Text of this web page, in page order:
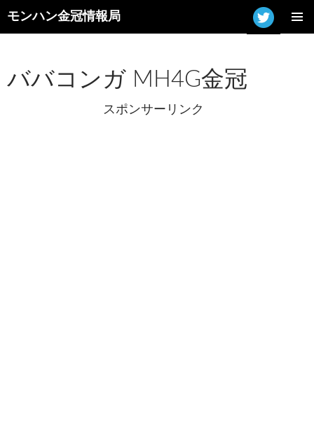
モンハン金冠情報局
ン
ツ
ババコンガ MH4G金冠
スポンサーリンク